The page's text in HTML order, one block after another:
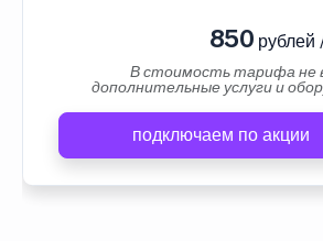
850 рублей
В стоимость тарифа не
дополнительные услуги и
подключаем по акции